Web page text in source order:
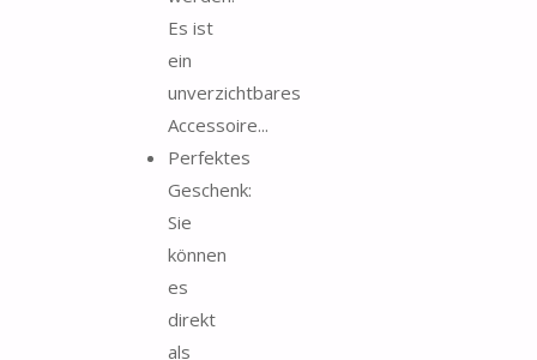
Es ist
ein
unverzichtbares
Accessoire...
Perfektes
Geschenk:
Sie
können
es
direkt
als